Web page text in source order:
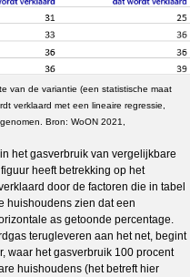
van de variantie (een statistische maat
verklaard met een lineaire regressie,
Bron: WoON 2021,
het gasverbruik van vergelijkbare
heeft betrekking op het
door de factoren die in tabel
huishoudens zien dat een
as getoonde percentage.
terugleveren aan het net, begint
waar het gasverbruik 100 procent
huishoudens (het betreft hier